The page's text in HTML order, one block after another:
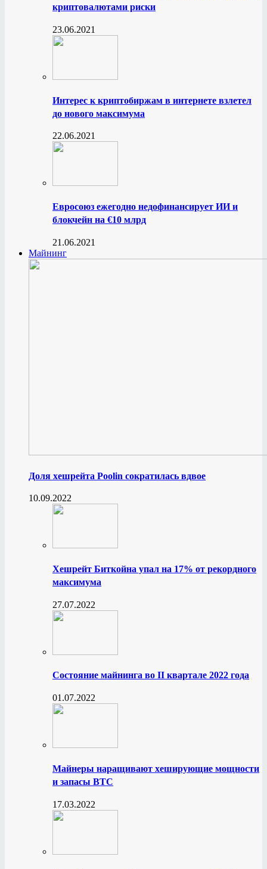
криптовалютами риски
23.06.2021
Интерес к криптобиржам в интернете взлетел
до нового максимума
22.06.2021
Евросоюз ежегодно недофинансирует ИИ и
блокчейн на €10 млрд
21.06.2021
Майнинг
Доля хешрейта Poolin сократилась вдвое
10.09.2022
Хешрейт Биткойна упал на 17% от рекордного
максимума
27.07.2022
Состояние майнинга во II квартале 2022 года
01.07.2022
Майнеры наращивают хеширующие мощности
и запасы BTC
17.03.2022